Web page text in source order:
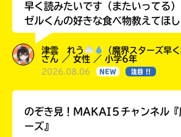
早く読みたいです（またいってる）
ゼルくんの好きな食べ物教えてほ
津雲 れう
（魔界スターズ早
さん ／ 女性 ／ 小学6年
2026.08.06 NEW 注目 !!
のぞき見！MAKAI５チャンネル『
ーズ』